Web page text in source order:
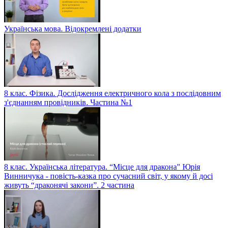
Українська мова. Відокремлені додатки
8 клас. Фізика. Дослідження електричного кола з послідовним
з'єднанням провідників. Частина №1
8 клас. Українська література. “Місце для дракона" Юрія
Винничука - повість-казка про сучасний світ, у якому й досі
живуть “драконячі закони”. 2 частина